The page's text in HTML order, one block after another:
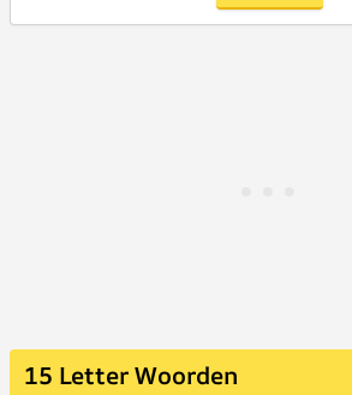
15 Letter Woorden